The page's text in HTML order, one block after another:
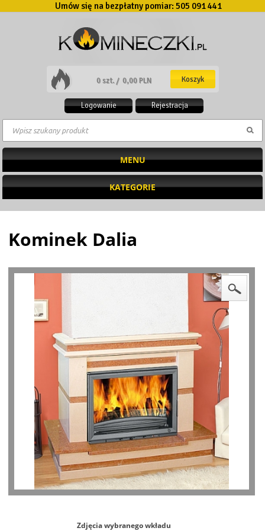
Umów się na bezpłatny pomiar: 505 091 441
0 szt. / 0,00 PLN Koszyk
Rejestracja
Logowanie
MENU
KATEGORIE
Kominek Dalia
Zdjęcia wybranego wkładu